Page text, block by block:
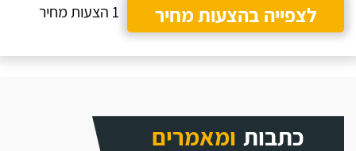
לצפייה בהצעות מחיר
1 הצעות מחיר
כתבות ומאמרים